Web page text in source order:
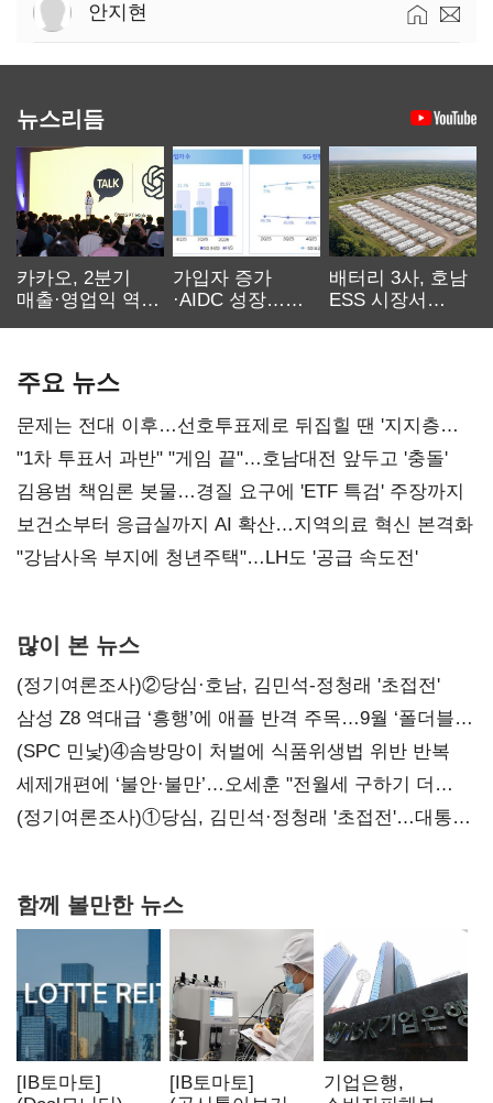
안지현
뉴스리듬
카카오, 2분기
매출·영업익 역대
가입자 증가
·AIDC 성장…
배터리 3사, 호남
ESS 시장서
주요 뉴스
문제는 전대 이후…선호투표제로 뒤집힐 땐 '지지층
불복'
"1차 투표서 과반" "게임 끝"…호남대전 앞두고 '충돌'
김용범 책임론 봇물…경질 요구에 'ETF 특검' 주장까지
보건소부터 응급실까지 AI 확산…지역의료 혁신 본격화
"강남사옥 부지에 청년주택"…LH도 '공급 속도전'
많이 본 뉴스
(정기여론조사)②당심·호남, 김민석-정청래 '초접전'
삼성 Z8 역대급 ‘흥행’에 애플 반격 주목…9월 ‘폴더블
대전’
(SPC 민낯)④솜방망이 처벌에 식품위생법 위반 반복
세제개편에 ‘불안·불만’…오세훈 "전월세 구하기 더
힘들어질 것"
(정기여론조사)①당심, 김민석·정청래 '초접전'…대통령
함께 볼만한 뉴스
[IB토마토]
[IB토마토]
기업은행,